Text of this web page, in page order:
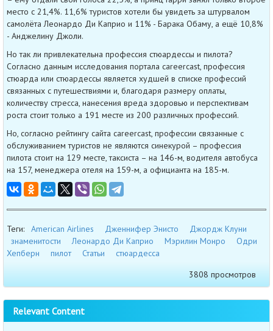
место с 21,4%. 11,6% туристов хотели бы увидеть за штурвалом
самолёта Леонардо Ди Каприо и 11% - Барака Обаму, а ещё 10,8%
- Анджелину Джоли.
Но так ли привлекательна профессия стюардессы и пилота?
Согласно данным исследования портала careercast, профессия
стюарда или стюардессы является худшей в списке профессий
связанных с путешествиями и, благодаря размеру оплаты,
количеству стресса, нанесения вреда здоровью и перспективам
роста стоит только а 191 месте из 200 различных профессий.
Но, согласно рейтингу сайта careercast, профессии связанные с
обслуживанием туристов не являются синекурой – профессия
пилота стоит на 129 месте, таксиста – на 146-м, водителя автобуса
на 157, менеджера отеля на 159-м, а официанта на 185-м.
Теги: American Airlines Дженнифер Энисто
Джордж Клуни
знаменитости
Леонардо Ди Каприо Мэрилин Монро
Одри
Хепберн
пилот Статьи
стюардесса
3808 просмотров
Relevant Content